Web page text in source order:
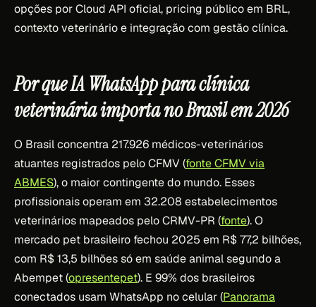
opções por Cloud API oficial, pricing público em BRL,
contexto veterinário e integração com gestão clínica.
Por que IA WhatsApp para clínica
veterinária importa no Brasil em 2026
O Brasil concentra 217.926 médicos-veterinários
atuantes registrados pelo CFMV (fonte CFMV via
ABMES), o maior contingente do mundo. Esses
profissionais operam em 32.208 estabelecimentos
veterinários mapeados pelo CRMV-PR (fonte). O
mercado pet brasileiro fechou 2025 em R$ 77,2 bilhões,
com R$ 13,5 bilhões só em saúde animal segundo a
Abempet (opresentepet). E 99% dos brasileiros
conectados usam WhatsApp no celular (Panorama